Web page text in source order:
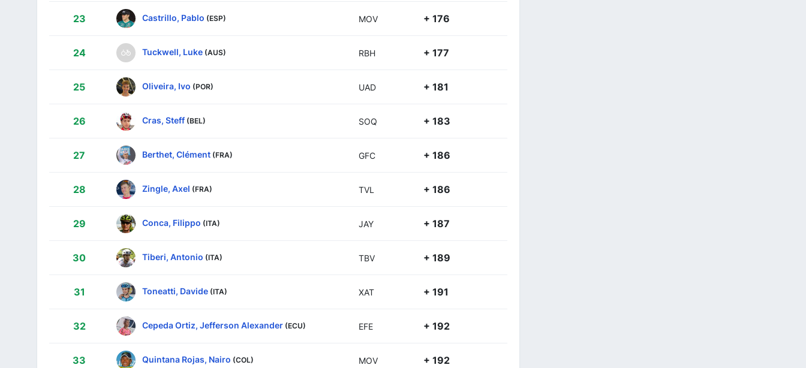
23 Castrillo, Pablo (ESP) MOV + 176
24 Tuckwell, Luke (AUS) RBH + 177
25 Oliveira, Ivo (POR) UAD + 181
26 Cras, Steff (BEL) SOQ + 183
27 Berthet, Clément (FRA) GFC + 186
28 Zingle, Axel (FRA) TVL + 186
29 Conca, Filippo (ITA) JAY + 187
30 Tiberi, Antonio (ITA) TBV + 189
31 Toneatti, Davide (ITA) XAT + 191
32 Cepeda Ortiz, Jefferson Alexander (ECU) EFE + 192
33 Quintana Rojas, Nairo (COL) MOV + 192